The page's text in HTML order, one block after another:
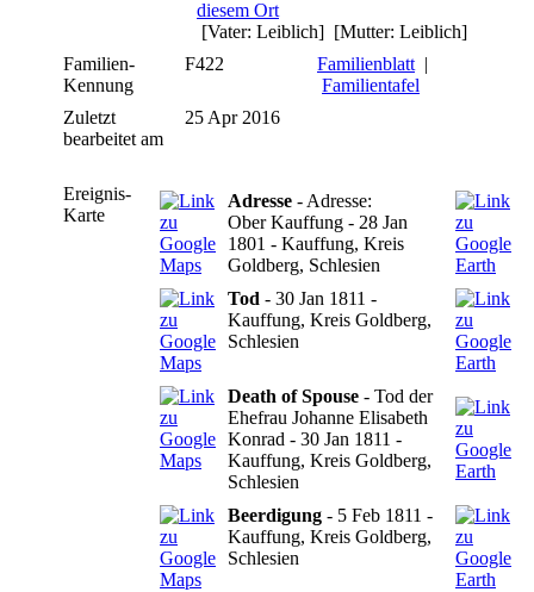
[Vater: Leiblich] [Mutter: Leiblich]
Familien-
Kennung
F422 Familienblatt |
Familientafel
Zuletzt
bearbeitet am
25 Apr 2016
Ereignis-
Karte
Adresse - Adresse:
Ober Kauffung - 28 Jan
1801 - Kauffung, Kreis
Goldberg, Schlesien
Tod - 30 Jan 1811 -
Kauffung, Kreis Goldberg,
Schlesien
Death of Spouse - Tod der
Ehefrau Johanne Elisabeth
Konrad - 30 Jan 1811 -
Kauffung, Kreis Goldberg,
Schlesien
Beerdigung - 5 Feb 1811 -
Kauffung, Kreis Goldberg,
Schlesien